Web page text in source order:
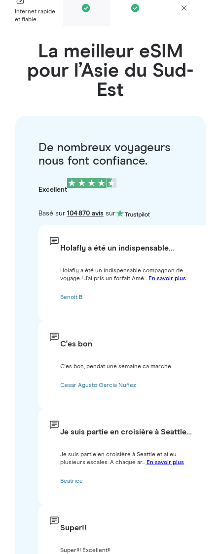
Internet rapide
et fiable
La meilleur eSIM
pour l’Asie du Sud-
Est
De nombreux voyageurs
nous font confiance.
Excellent
Basé sur 104 870 avissur
Holafly a été un indispensable…
Holafly a été un indispensable compagnon de
voyage ! J'ai pris un forfait Amé... En savoir plus
Benoit B.
C'es bon
C'es bon, pendat une semaine ca marche.
Cesar Agusto Garcia Nuñez
Je suis partie en croisière à Seattle…
Je suis partie en croisière à Seattle et ai eu
plusieurs escales. A chaque ar... En savoir plus
Beatrice
Super!!
Super!!! Excellent!!